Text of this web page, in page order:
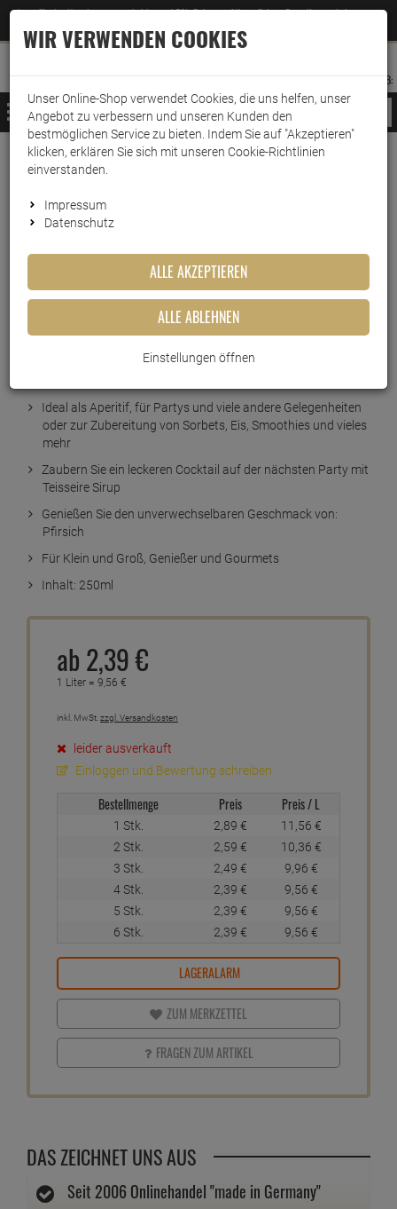
Jetzt für den Newsletter entscheiden und 5% Rabatt auf Ihre nächste Bestellung erhalten
–Zum Newsletter
ANMELDEN
AUFKLAPPEN
MERKZETTEL
WARENKORB:
MENÜ
Weiter einkaufen www.wark24.de Lebensmittel
Teisseire Profi-Sirup Pfirsich 0% Zucker 250ml
Teisseire Profi-Sirup Pfirsich
0% Zucker 250ml
Artikel-Nummer:10016522
Ideal als Aperitif, für Partys und viele andere Gelegenheiten
oder zur Zubereitung von Sorbets, Eis, Smoothies und vieles
mehr
Zaubern Sie ein leckeren Cocktail auf der nächsten Party mit
Teisseire Sirup
Genießen Sie den unverwechselbaren Geschmack von:
Pfirsich
Für Klein und Groß, Genießer und Gourmets
Inhalt: 250ml
ab 2,39€
1 Liter = 9,56 €
inkl. MwSt. zzgl. Versandkosten
leider ausverkauft
Einloggen und Bewertung schreiben
Bestellmenge Preis Preis / L
1 Stk. 2,89 € 11,56 €
2 Stk.
2,59 € 10,36 €
3 Stk.
2,49 € 9,96 €
4 Stk.
2,39 € 9,56 €
5 Stk.
2,39 € 9,56 €
6 Stk.
2,39 € 9,56 €
LAGERALARM
ZUM MERKZETTEL
FRAGEN ZUM ARTIKEL
DAS ZEICHNET UNS AUS
Seit 2006 Onlinehandel "made in Germany"
WIR VERWENDEN COOKIES
Unser Online-Shop verwendet Cookies, die uns helfen, unser
Angebot zu verbessern und unseren Kunden den
bestmöglichen Service zu bieten. Indem Sie auf "Akzeptieren"
klicken, erklären Sie sich mit unseren Cookie-Richtlinien
einverstanden.
Impressum
Datenschutz
ALLE AKZEPTIEREN
ALLE ABLEHNEN
Einstellungen öffnen